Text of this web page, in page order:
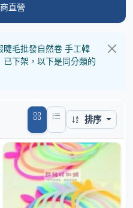
直營
毛批發自然卷 手工韓
下架，以下是同分類的
排序